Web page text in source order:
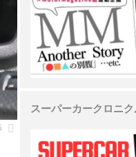
スーパーカークロニ